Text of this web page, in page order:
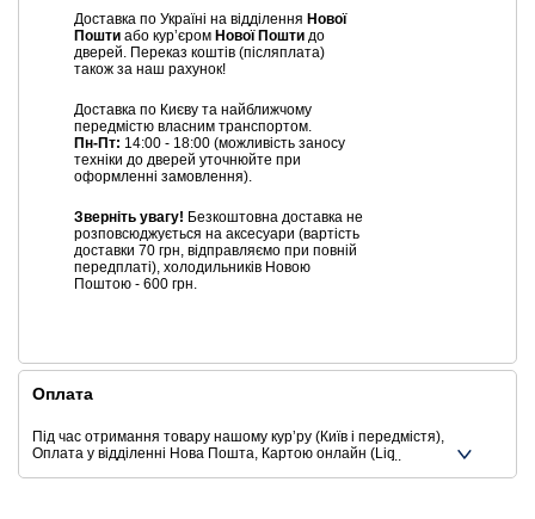
Доставка по Україні на відділення Нової
Пошти або курʼєром Нової Пошти до
дверей. Переказ коштів (післяплата)
також за наш рахунок!
Доставка по Києву та найближчому
передмістю власним транспортом.
Пн-Пт: 14:00 - 18:00 (можливість заносу
техніки до дверей уточнюйте при
оформленні замовлення).
Зверніть увагу! Безкоштовна доставка не
розповсюджується на аксесуари (вартість
доставки 70 грн, відправляємо при повній
передплаті), холодильників Новою
Поштою - 600 грн.
Оплата
Під час отримання товару нашому курʼру (Київ і передмістя),
Оплата у відділенні Нова Пошта, Картою онлайн (Liqpay,